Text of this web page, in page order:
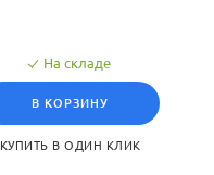
На складе
В КОРЗИНУ
КУПИТЬ В ОДИН КЛИК